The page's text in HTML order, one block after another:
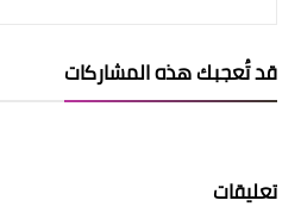
قد تُعجبك هذه المشاركات
تعليقات